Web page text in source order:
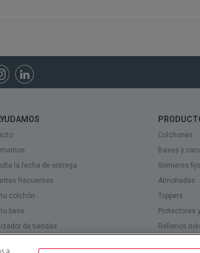
la fecha de entrega
frecuentes
colchón
base
de tiendas
Colchones
Bases y
Somieres
Almohadas
Toppers
Protectores y
Rellenos
a